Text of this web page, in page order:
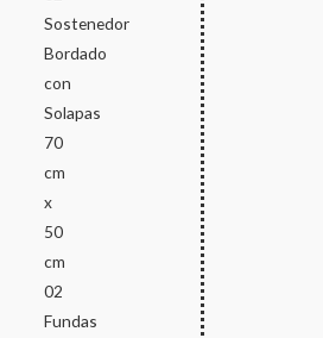
Sostenedor
Bordado
con
Solapas
70
cm
x
50
cm
02
Fundas